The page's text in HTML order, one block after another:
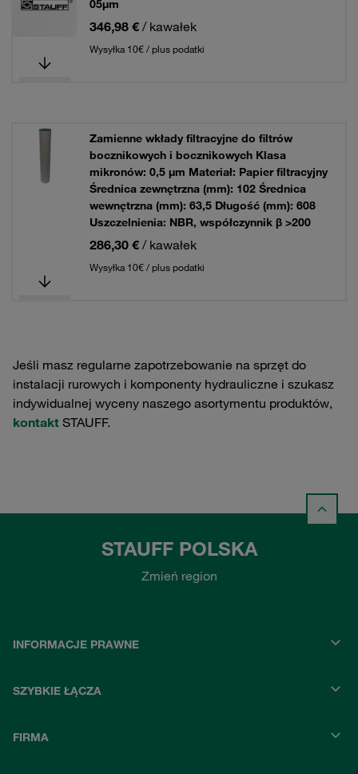
05µm
346,98 € / kawałek
Wysyłka 10€ / plus podatki
Zamienne wkłady filtracyjne do filtrów
bocznikowych i bocznikowych Klasa
mikronów: 0,5 µm Materiał: Papier filtracyjny
Średnica zewnętrzna (mm): 102 Średnica
wewnętrzna (mm): 63,5 Długość (mm): 608
Uszczelnienia: NBR, współczynnik β >200
286,30 € / kawałek
Wysyłka 10€ / plus podatki
Jeśli masz regularne zapotrzebowanie na sprzęt do
instalacji rurowych i komponenty hydrauliczne i szukasz
indywidualnej wyceny naszego asortymentu produktów,
kontakt STAUFF.
STAUFF POLSKA
Zmień region
INFORMACJE PRAWNE
SZYBKIE ŁĄCZA
FIRMA